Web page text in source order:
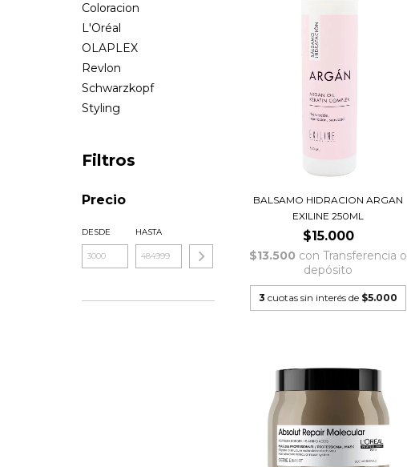
Coloracion
L'Oréal
OLAPLEX
Revlon
Schwarzkopf
Styling
Filtros
Precio
DESDE HASTA
BALSAMO HIDRACION ARGAN
EXILINE 250ML
$15.000
$13.500 con Transferencia o
depósito
3 cuotas sin interés de $5.000